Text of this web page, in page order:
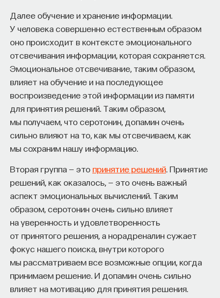
Далее обучение и хранение информации.
У человека совершенно естественным образом
оно происходит в контексте эмоционального
отсвечивания информации, которая сохраняется.
Эмоциональное отсвечивание, таким образом,
влияет на обучение и на последующее
воспроизведение этой информации из памяти
для принятия решений. Таким образом,
мы получаем, что серотонин, допамин очень
сильно влияют на то, как мы отсвечиваем, как
мы сохраним нашу информацию.
Вторая группа — это принятие решений . Принятие
решений, как оказалось, — это очень важный
аспект эмоциональных вычислений. Таким
образом, серотонин очень сильно влияет
на уверенность и удовлетворенность
от принятого решения, а норадреналин сужает
фокус нашего поиска, внутри которого
мы рассматриваем все возможные опции, когда
принимаем решение. И допамин очень сильно
влияет на мотивацию для принятия решения.
НАД МАТЕРИАЛОМ РАБОТАЛИ
Ивар Максутов
издательского дома "ПостНаука", религиовед
Ульяна Раведовская
Сения Долгачева
редактор ПостНауки
ИСКУССТВЕННЫЙ ИНТЕЛЛЕКТ
220 публикаций
ИСКУССТВЕННЫЙ ИНТЕЛЛЕКТ УНИВЕРСИТЕТ
АКАДЕМИЧЕСКАЯ СРЕДА
НЕЙРОСЕТЕВЫЕ АРХИТЕКТУРЫ